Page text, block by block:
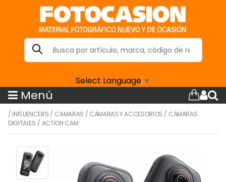
Select Language ▼
Menú
/ INFLUENCERS / CAMARAS / CÁMARAS Y ACCESORIOS / CÁMARAS
DIGITALES / ACTION CAM